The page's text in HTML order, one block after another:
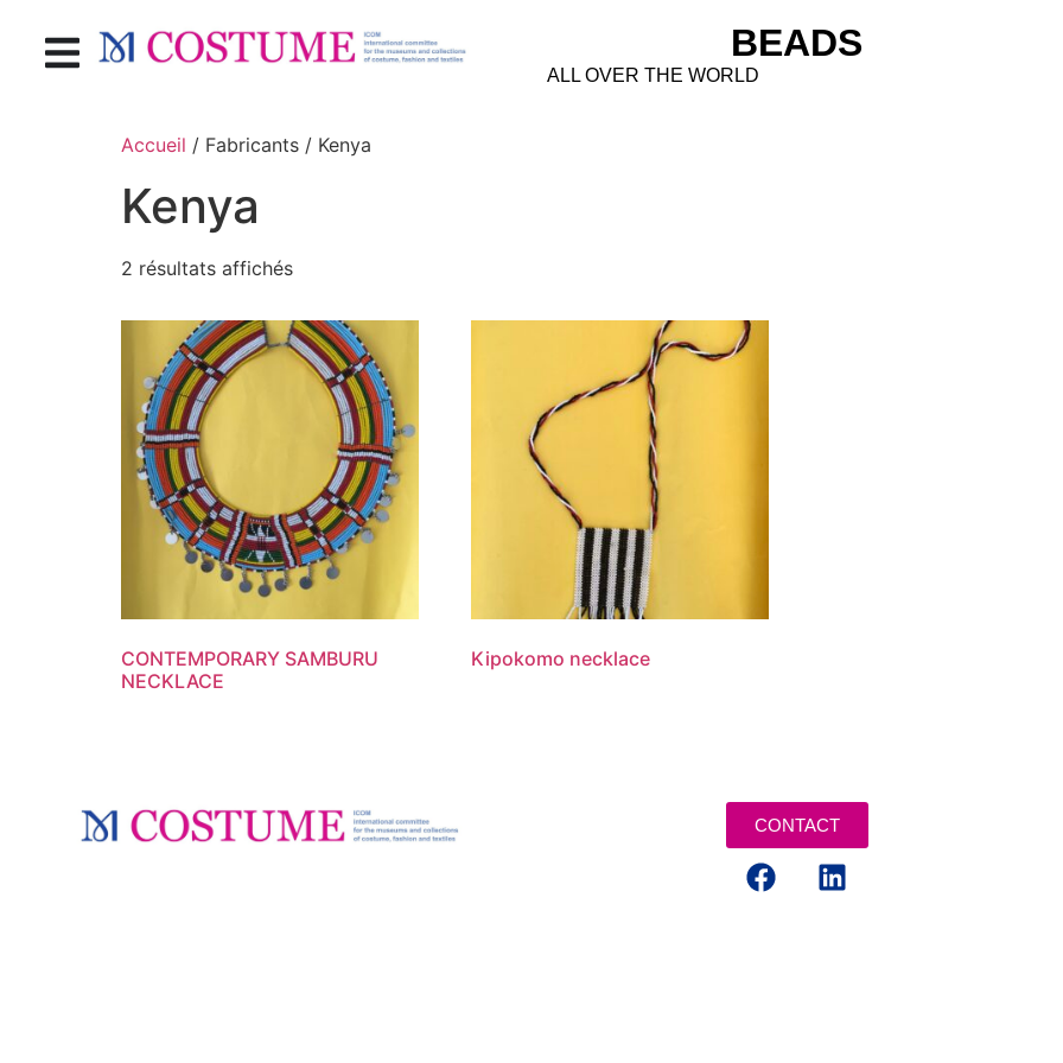
BEADS
ALL OVER THE WORLD
Accueil / Fabricants / Kenya
Kenya
2 résultats affichés
CONTEMPORARY SAMBURU
NECKLACE
Kipokomo necklace
CONTACT